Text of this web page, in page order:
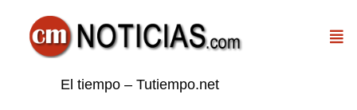
El tiempo – Tutiempo.net